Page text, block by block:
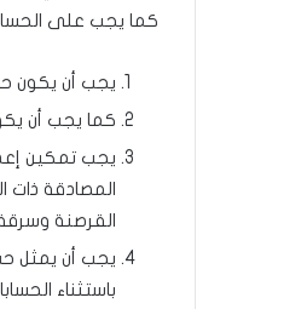
كما يجب على
يجب أن يكون حساب تيك
كما يجب أن
يجب تمكين
المصادقة
القرصنة
يجب أن يمثل
باستثناء